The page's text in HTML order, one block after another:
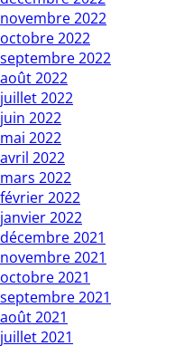
novembre 2022
octobre 2022
septembre 2022
août 2022
juillet 2022
juin 2022
mai 2022
avril 2022
mars 2022
février 2022
janvier 2022
décembre 2021
novembre 2021
octobre 2021
septembre 2021
août 2021
juillet 2021